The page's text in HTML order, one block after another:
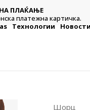
ПЛАЌАЊЕ
платежна картичка.
Технологии Новости
Шорц